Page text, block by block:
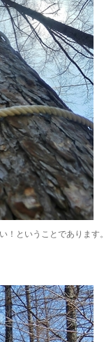
！ということであります。